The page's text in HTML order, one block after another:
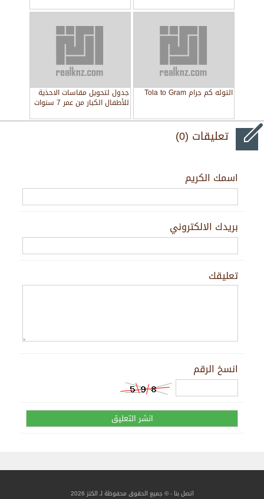
التوله كم جرام Tola to Gram جدول لتحويل مقاسات الاحذية
للأطفال الكبار من عمر 7 سنوات
تعليقات (0)
اسمك الكريم
بريدك الالكتروني
تعليقك
انسخ الرقم
اتصل بنا - © جميع الحقوق محفوظة لـ الكنز 2026